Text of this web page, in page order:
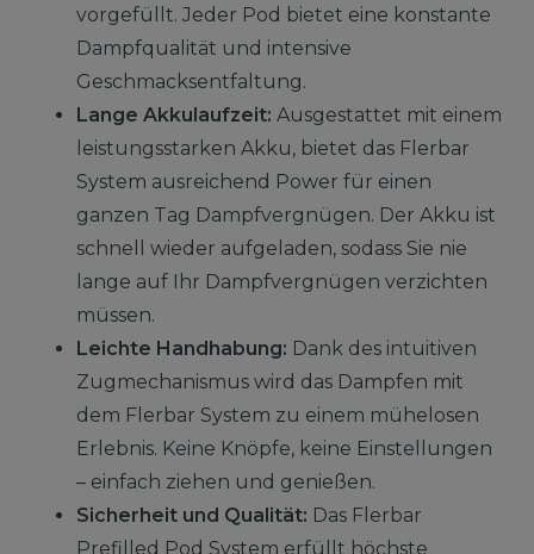
vorgefüllt. Jeder Pod bietet eine konstante
Dampfqualität und intensive
Geschmacksentfaltung.
Lange Akkulaufzeit: Ausgestattet mit einem
leistungsstarken Akku, bietet das Flerbar
System ausreichend Power für einen
ganzen Tag Dampfvergnügen. Der Akku ist
schnell wieder aufgeladen, sodass Sie nie
lange auf Ihr Dampfvergnügen verzichten
müssen.
Leichte Handhabung: Dank des intuitiven
Zugmechanismus wird das Dampfen mit
dem Flerbar System zu einem mühelosen
Erlebnis. Keine Knöpfe, keine Einstellungen
– einfach ziehen und genießen.
Sicherheit und Qualität: Das Flerbar
Prefilled Pod System erfüllt höchste